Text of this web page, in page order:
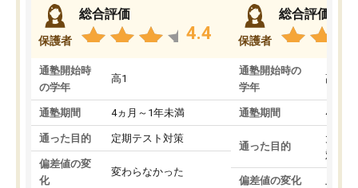
保護者
総合評価
4.4
通塾開始時
の学年
高1
通塾期間 4ヵ月～1年未満
通った目的 定期テスト対策
偏差値の変
化
変わらなかった
保護者
総合評価
通塾開始時の
学年
高3
通塾期間 4ヵ月
通った目的
大学
対策
偏差値の変化 上が